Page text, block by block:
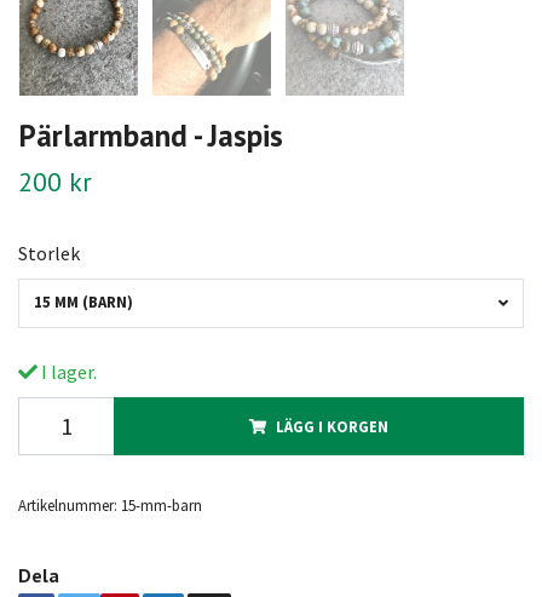
Pärlarmband - Jaspis
200 kr
Storlek
15 MM (BARN)
I lager.
LÄGG I KORGEN
Artikelnummer: 15-mm-barn
Dela